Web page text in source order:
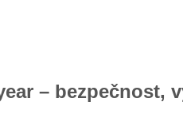
– bezpečnost,